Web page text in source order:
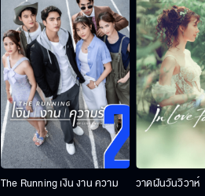
The Running เงิน งาน ความ
วาดฝันวันวิวาห์